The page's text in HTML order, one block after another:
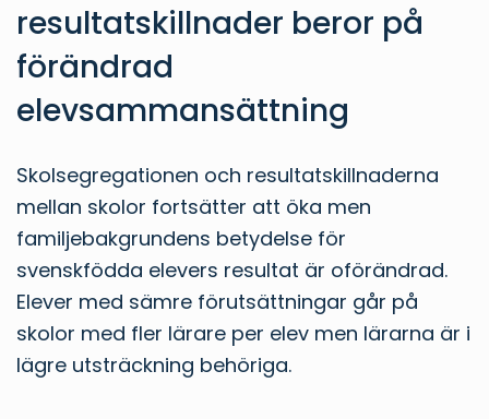
resultatskillnader beror på
förändrad
elevsammansättning
Skolsegregationen och resultatskillnaderna
mellan skolor fortsätter att öka men
familjebakgrundens betydelse för
svenskfödda elevers resultat är oförändrad.
Elever med sämre förutsättningar går på
skolor med fler lärare per elev men lärarna är i
lägre utsträckning behöriga.